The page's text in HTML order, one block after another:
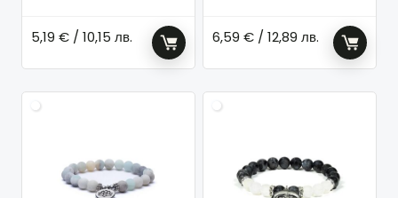
5,19€ / 10,15 лв. 6,59€ / 12,89 лв.